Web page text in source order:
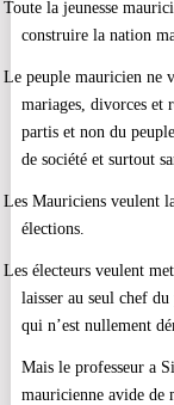
Toute la jeunesse
construire la nation
Le peuple mauricien ne
mariages, divorces et
partis et non du
de société et surtout
Les Mauriciens veulent
élections.
Les électeurs veulent
laisser au seul chef
qui n’est nullement
Mais le professeur a
mauricienne avide de